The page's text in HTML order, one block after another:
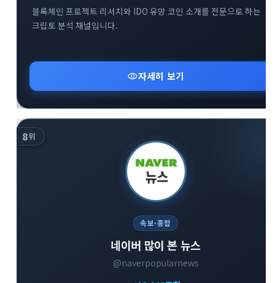
블록체인 프로젝트 리서치와 IDO 유망 코인 소개를 전문으로 하는
크립토 분석 채널입니다.
visibility자세히 보기
8위
속보·종합
네이버 많이 본 뉴스
@naverpopularnews